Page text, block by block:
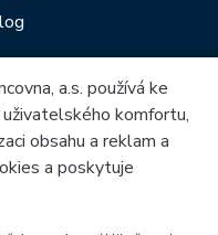
a.s. používá ke
komfortu,
obsahu a reklam a
a poskytuje